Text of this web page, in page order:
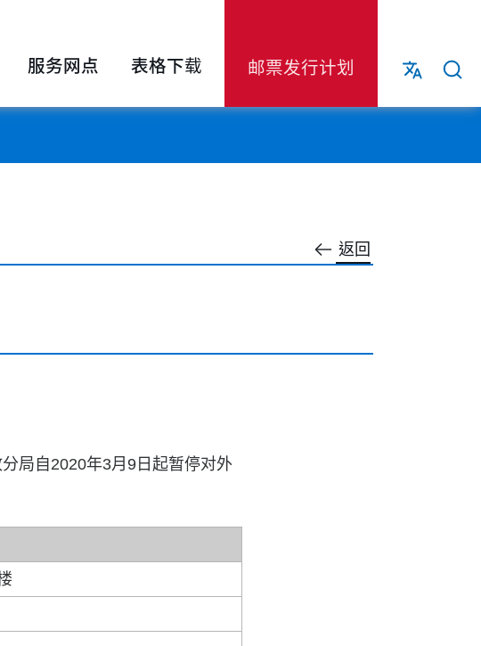
服务网点 表格下载 邮票发行计划
返回
局自2020年3月9日起暂停对外